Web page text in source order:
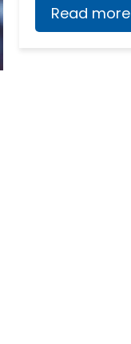
Read more